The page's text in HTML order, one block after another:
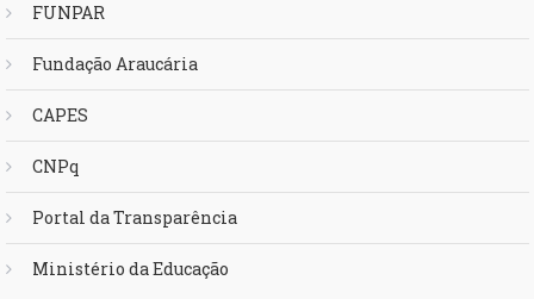
FUNPAR
Fundação Araucária
CAPES
CNPq
Portal da Transparência
Ministério da Educação